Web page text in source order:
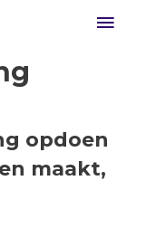
opdoen
maakt,